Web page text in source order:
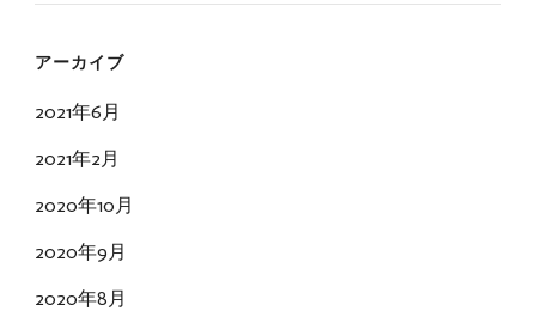
アーカイブ
2021年6月
2021年2月
2020年10月
2020年9月
2020年8月